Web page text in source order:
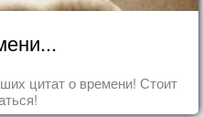
цитат о времени! Стоит